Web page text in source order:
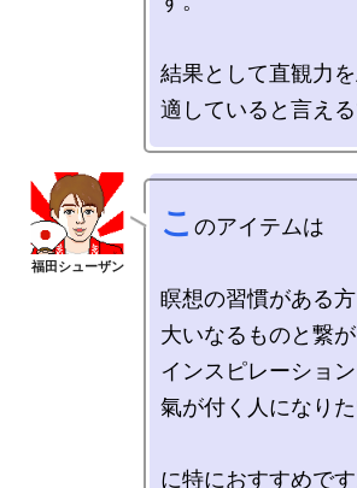
結果として直観力
こ のアイテムは
瞑想の習慣がある方
大いなるものと繋
インスピレーショ
氣が付く人になり